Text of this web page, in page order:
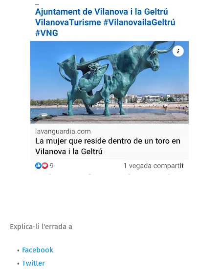
Explica-li l'errada a
Facebook
Twitter